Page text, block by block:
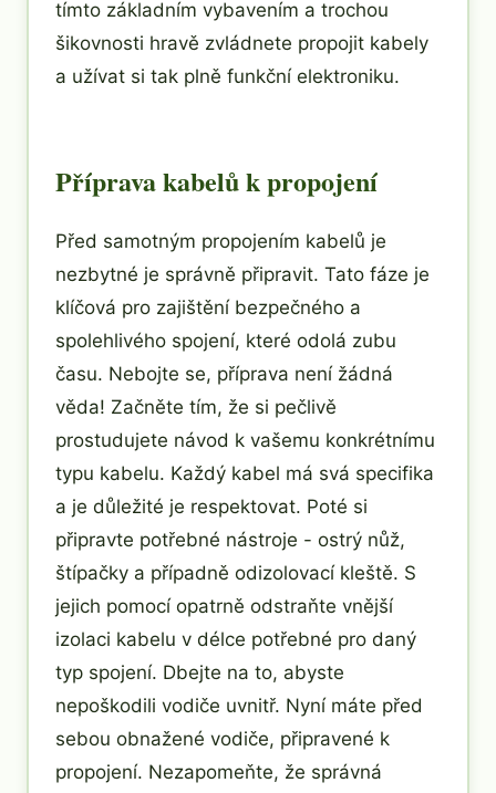
tímto základním vybavením a trochou
šikovnosti hravě zvládnete propojit kabely
a užívat si tak plně funkční elektroniku.
Příprava kabelů k propojení
Před samotným propojením kabelů je
nezbytné je správně připravit. Tato fáze je
klíčová pro zajištění bezpečného a
spolehlivého spojení, které odolá zubu
času. Nebojte se, příprava není žádná
věda! Začněte tím, že si pečlivě
prostudujete návod k vašemu konkrétnímu
typu kabelu. Každý kabel má svá specifika
a je důležité je respektovat. Poté si
připravte potřebné nástroje - ostrý nůž,
štípačky a případně odizolovací kleště. S
jejich pomocí opatrně odstraňte vnější
izolaci kabelu v délce potřebné pro daný
typ spojení. Dbejte na to, abyste
nepoškodili vodiče uvnitř. Nyní máte před
sebou obnažené vodiče, připravené k
propojení. Nezapomeňte, že správná